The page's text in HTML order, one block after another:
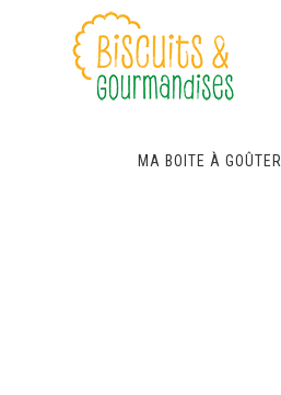
MA BOITE À GOÛTER